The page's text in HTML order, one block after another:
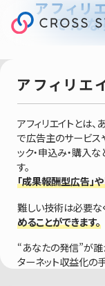
アフィリ
そん
アフィリエ
アフィリエイトとは
で広告主のサービス
ック・申込み・購入
す。
「成果報酬型広告」や
難しい技術は必要な
めることができます。
“あなたの発信”が誰
ターネット収益化の